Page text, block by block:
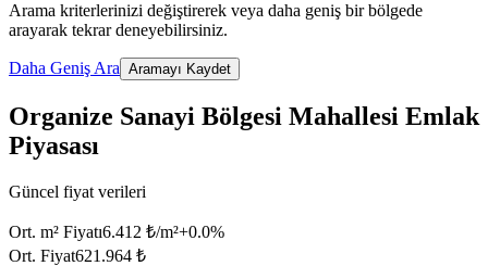
Arama kriterlerinizi değiştirerek veya daha geniş bir bölgede
arayarak tekrar deneyebilirsiniz.
Daha Geniş Ara Aramayı Kaydet
Organize Sanayi Bölgesi Mahallesi Emlak
Piyasası
Güncel fiyat verileri
Ort. m² Fiyatı6.412 ₺/m²+0.0%
Ort. Fiyat621.964 ₺